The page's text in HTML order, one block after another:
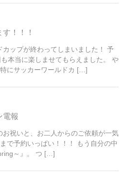
！！！
ップが終わってしまいました！ 予
本当に楽しませてもらえました。 や
にサッカーワールドカ […]
電報
祝いと、お二人からのご依頼が一気
で予約いっぱい！！！ もう自分の中
～』。 つ […]